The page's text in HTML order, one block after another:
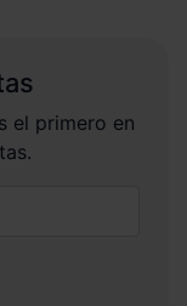
el primero en